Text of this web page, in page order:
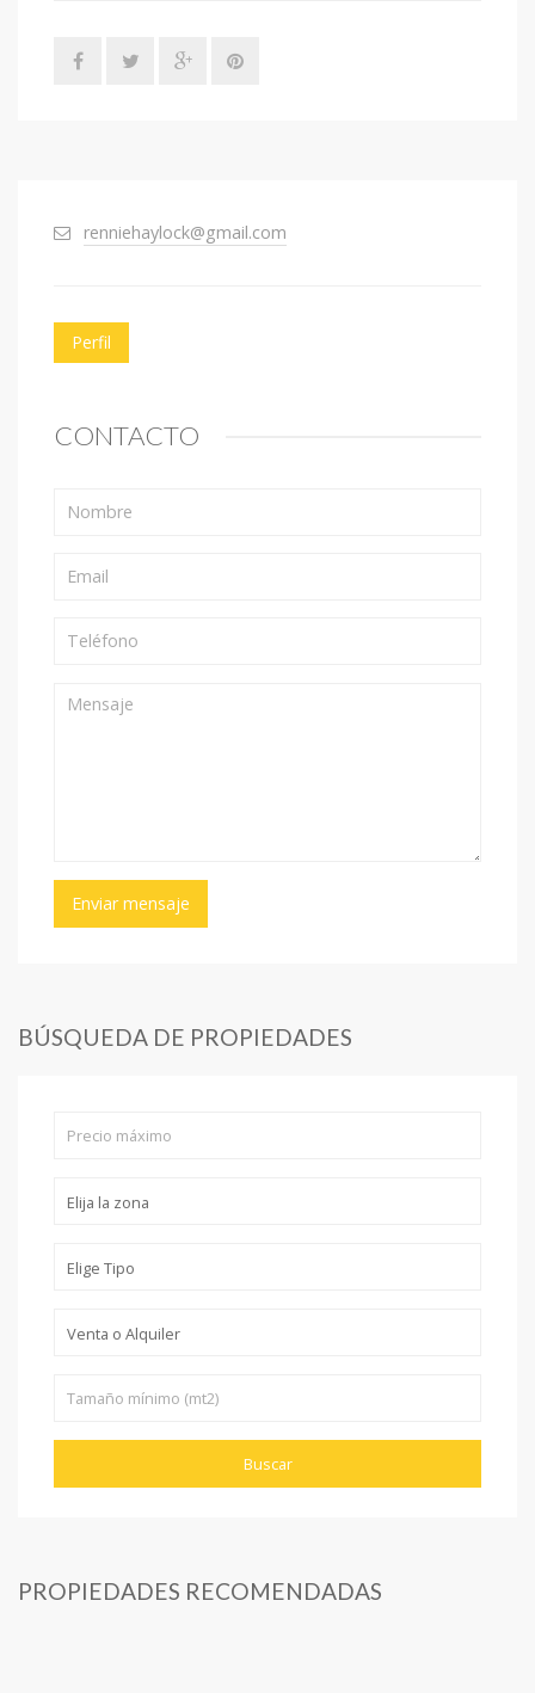
renniehaylock@gmail.com
Perfil
CONTACTO
BÚSQUEDA DE PROPIEDADES
PROPIEDADES RECOMENDADAS